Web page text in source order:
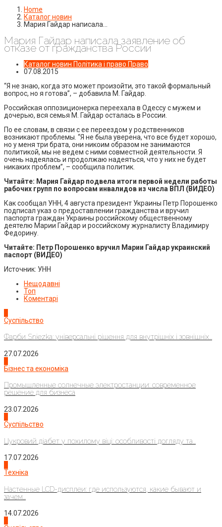
Home
Каталог новин
Мария Гайдар написала…
Мария Гайдар написала заявление об
отказе от гражданства России
Каталог новин Політика і право Право
07.08.2015
“Я не знаю, когда это может произойти, это такой формальный
вопрос, но я готова”, – добавила М. Гайдар.
Российская оппозиционерка переехала в Одессу с мужем и
дочерью, вся семья М. Гайдар осталась в России.
По ее словам, в связи с ее переездом у родственников
возникают проблемы. “Я не была уверена, что все будет хорошо,
но у меня три брата, они никоим образом не занимаются
политикой, мы не ведем с ними совместной деятельности. Я
очень надеялась и продолжаю надеяться, что у них не будет
никаких проблем”, – сообщила политик.
Читайте: Мария Гайдар подвела итоги первой недели работы
рабочих групп по вопросам инвалидов из числа ВПЛ (ВИДЕО)
Как сообщал УНН, 4 августа президент Украины Петр Порошенко
подписал указ о предоставлении гражданства и вручил
паспорта граждан Украины российскому общественному
деятелю Марии Гайдар и российскому журналисту Владимиру
Федорину.
Читайте: Петр Порошенко вручил Марии Гайдар украинский
паспорт (ВИДЕО)
Источник: УНН
Нещодавні
Топ
Коментарі
Суспільство
Фарби Sniezka: універсальні рішення для внутрішніх і зовнішніх...
27.07.2026
Бізнес та економіка
Промышленные солнечные электростанции: современное
решение для бизнеса
23.07.2026
Суспільство
Цукровий діабет у похилому віці: особливості догляду та...
17.07.2026
Техніка
Настенные LCD-дисплеи: где используются, какие бывают и
зачем...
14.07.2026